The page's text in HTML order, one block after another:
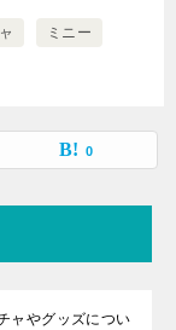
ミニー
0
ャやグッズについ